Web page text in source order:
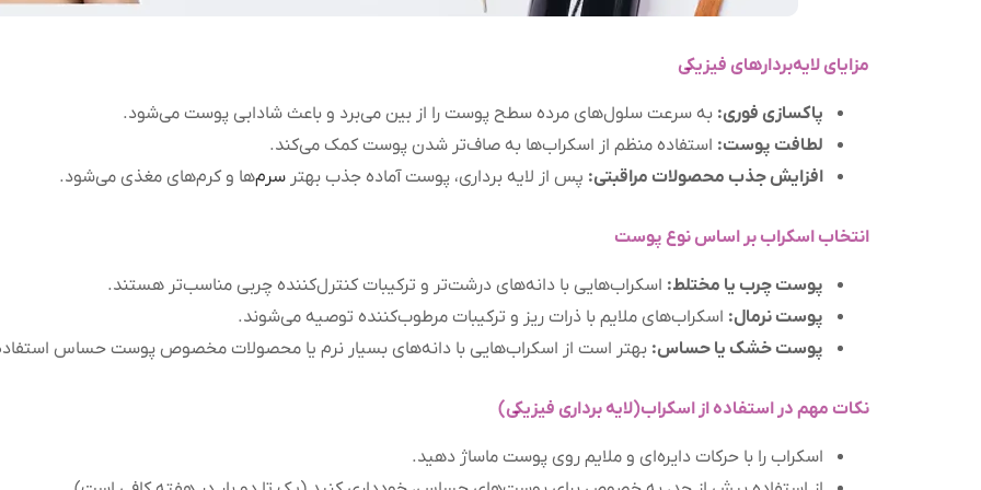
مزایای لایه‌بردارهای فیزیکی
پاکسازی فوری: به سرعت سلول‌های مرده سطح پوست را از بین می‌برد و باعث شادابی پوست می‌شود.
لطافت پوست: استفاده منظم از اسکراب‌ها به صاف‌تر شدن پوست کمک می‌کند.
افزایش جذب محصولات مراقبتی: پس از لایه‌ برداری، پوست آماده جذب بهتر سرم‌ها و کرم‌های مغذی می‌شود.
انتخاب اسکراب بر اساس نوع پوست
پوست چرب یا مختلط: اسکراب‌هایی با دانه‌های درشت‌تر و ترکیبات کنترل‌کننده چربی مناسب‌تر هستند.
پوست نرمال: اسکراب‌های ملایم با ذرات ریز و ترکیبات مرطوب‌کننده توصیه می‌شوند.
پوست خشک یا حساس: بهتر است از اسکراب‌هایی با دانه‌های بسیار نرم یا محصولات مخصوص پوست حساس
نکات مهم در استفاده از اسکراب(لایه برداری فیزیکی)
اسکراب را با حرکات دایره‌ای و ملایم روی پوست ماساژ دهید.